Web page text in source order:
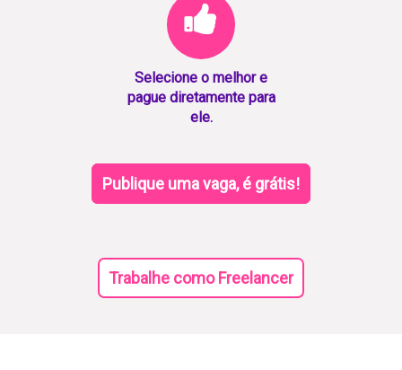
Selecione o melhor e
pague diretamente para
ele.
Publique uma vaga, é grátis!
Trabalhe como Freelancer